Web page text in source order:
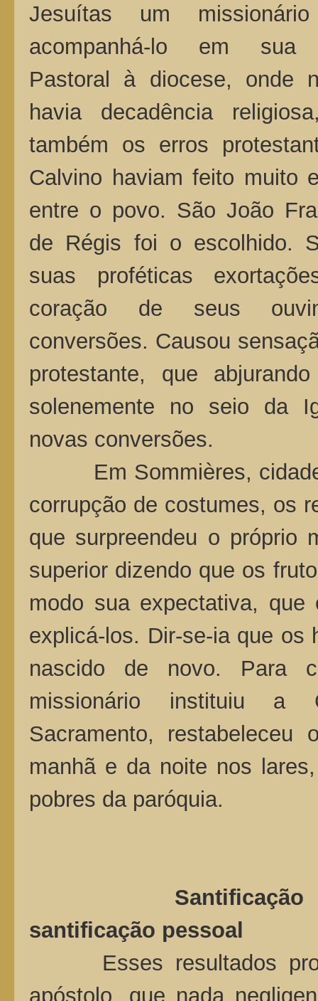
Jesuítas um
acompanhá-lo em sua
Pastoral à diocese, onde
havia decadência
também os erros
Calvino haviam feito muito
entre o povo. São João
de Régis foi o escolhido.
suas proféticas
coração de seus
conversões. Causou
protestante, que
solenemente no seio da
novas conversões.
Em Sommières, cidade
corrupção de costumes, os
que surpreendeu o próprio
superior dizendo que os
modo sua expectativa,
explicá-los. Dir-se-ia que os
nascido de novo. Para
missionário instituiu a
Sacramento,
manhã e da noite nos
pobres da paróquia.
Santificação do
santificação pessoal
Esses resultados
apóstolo, que nada